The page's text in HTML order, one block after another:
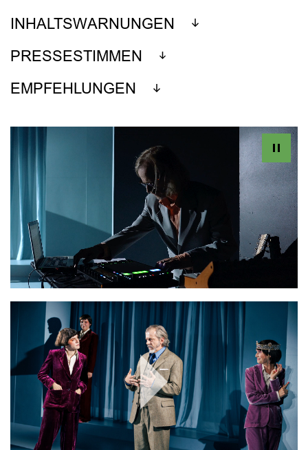
INHALTSWARNUNGEN
PRESSESTIMMEN
EMPFEHLUNGEN
Play
Video